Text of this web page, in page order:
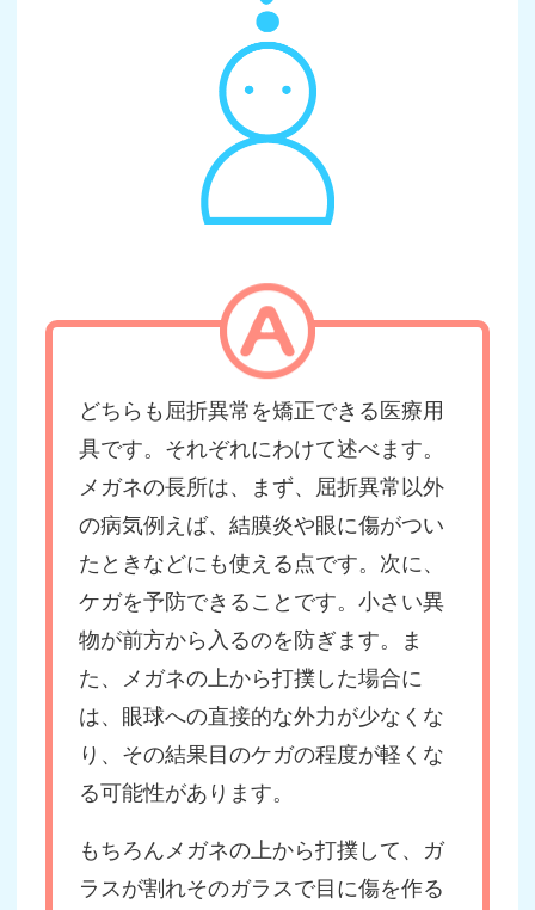
どちらも屈折異常を矯正できる医療用
具です。それぞれにわけて述べます。
メガネの長所は、まず、屈折異常以外
の病気例えば、結膜炎や眼に傷がつい
たときなどにも使える点です。次に、
ケガを予防できることです。小さい異
物が前方から入るのを防ぎます。ま
た、メガネの上から打撲した場合に
は、眼球への直接的な外力が少なくな
り、その結果目のケガの程度が軽くな
る可能性があります。
もちろんメガネの上から打撲して、ガ
ラスが割れそのガラスで目に傷を作る